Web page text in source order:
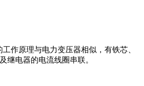
作原理与电力变压器相似，有铁芯、
继电器的电流线圈串联。